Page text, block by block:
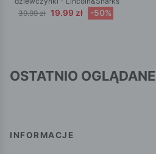
39.99 zł 19.99 zł -50%
OSTATNIO OGLĄDANE
INFORMACJE